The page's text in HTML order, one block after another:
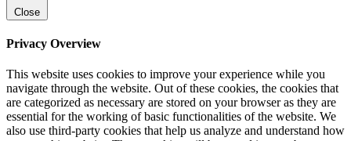
Close
Privacy Overview
This website uses cookies to improve your experience while you
navigate through the website. Out of these cookies, the cookies that
are categorized as necessary are stored on your browser as they are
essential for the working of basic functionalities of the website. We
also use third-party cookies that help us analyze and understand how